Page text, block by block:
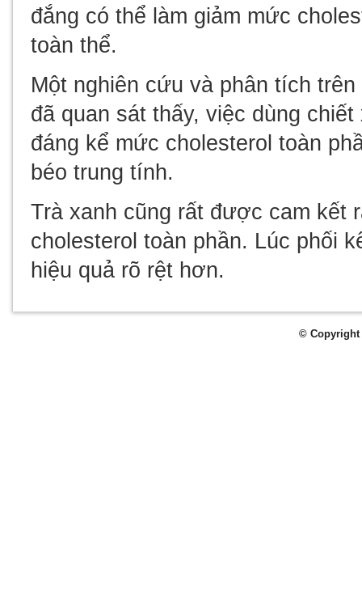
đắng có thể làm giảm mức
toàn thể.
Một nghiên cứu và phân tích
đã quan sát thấy, việc dùng
đáng kể mức cholesterol toàn
béo trung tính.
Trà xanh cũng rất được cam kết
cholesterol toàn phần. Lúc phối
hiệu quả rõ rệt hơn.
© Copyright